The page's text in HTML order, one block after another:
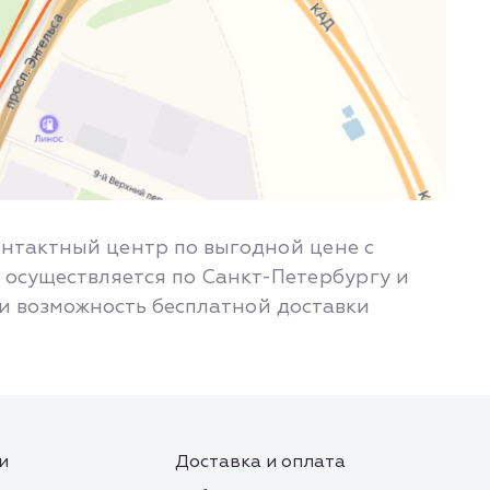
центр по выгодной цене с
по Санкт-Петербургу и
бесплатной доставки
Доставка и оплата